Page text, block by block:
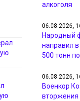
алкоголя
06.08.2026,
Народный
направил
500 тонн
06.08.2026,
Военкор
вторжения